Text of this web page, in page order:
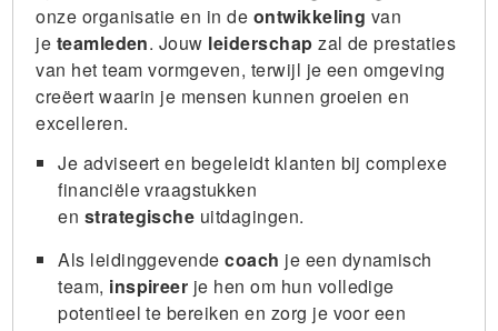
onze organisatie en in de ontwikkeling van
je teamleden. Jouw leiderschap zal de prestaties
van het team vormgeven, terwijl je een omgeving
creëert waarin je mensen kunnen groeien en
excelleren.
Je adviseert en begeleidt klanten bij complexe
financiële vraagstukken
en strategische uitdagingen.
Als leidinggevendecoach je een dynamisch
team, inspireer je hen om hun volledige
potentieel te bereiken en zorg je voor een